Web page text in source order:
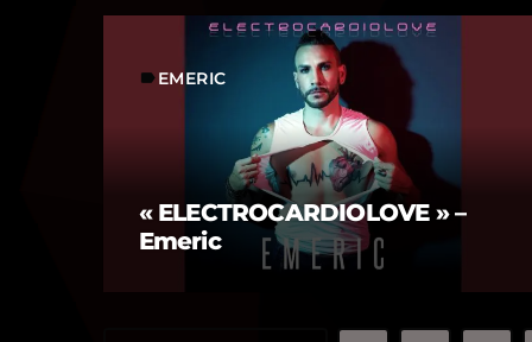
label EMERIC
« ELECTROCARDIOLOVE » –
Emeric